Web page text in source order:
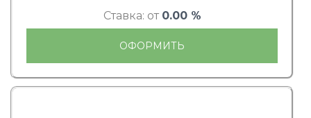
Ставка: от 0.00 %
ОФОРМИТЬ